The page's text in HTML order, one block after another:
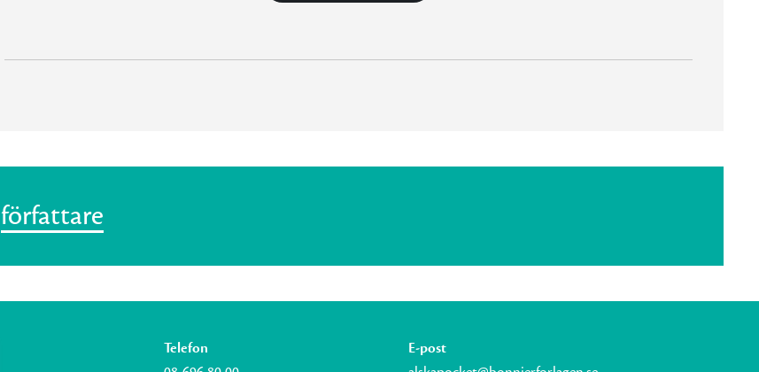
författare
Telefon
E-post